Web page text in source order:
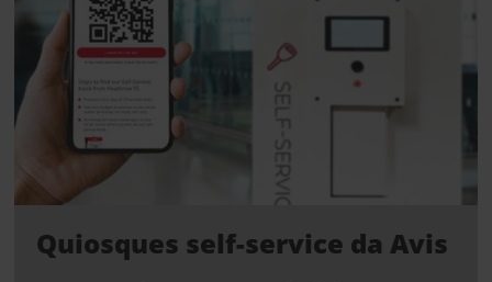
Quiosques self-service da Avis